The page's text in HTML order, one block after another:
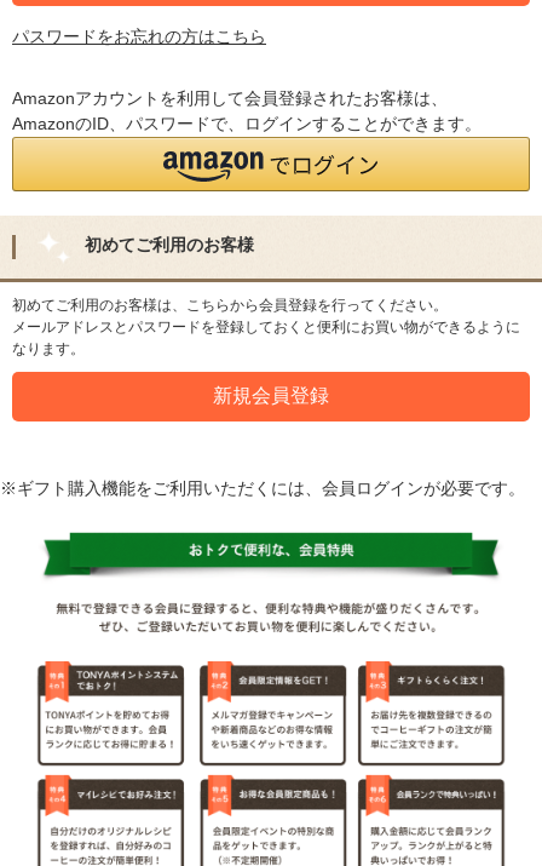
パスワードをお忘れの方はこちら
Amazonアカウントを利用して会員登録されたお客様は、
AmazonのID、パスワードで、ログインすることができます。
初めてご利用のお客様
初めてご利用のお客様は、こちらから会員登録を行ってください。
メールアドレスとパスワードを登録しておくと便利にお買い物ができるように
なります。
※ギフト購入機能をご利用いただくには、会員ログインが必要です。